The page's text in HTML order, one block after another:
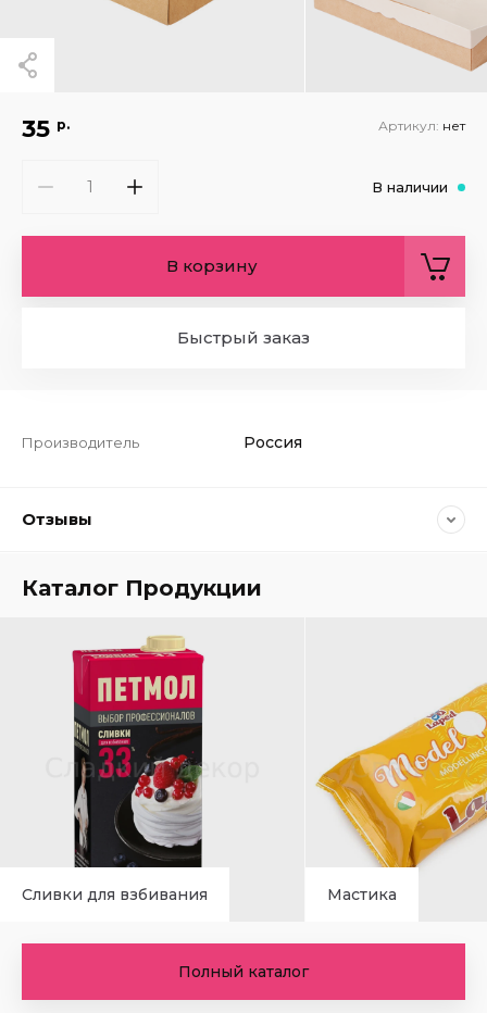
Производитель Россия
35 р. Артикул: нет
В наличии
В корзину
Быстрый заказ
Отзывы
Каталог Продукции
Сливки для взбивания Мастика
Полный каталог